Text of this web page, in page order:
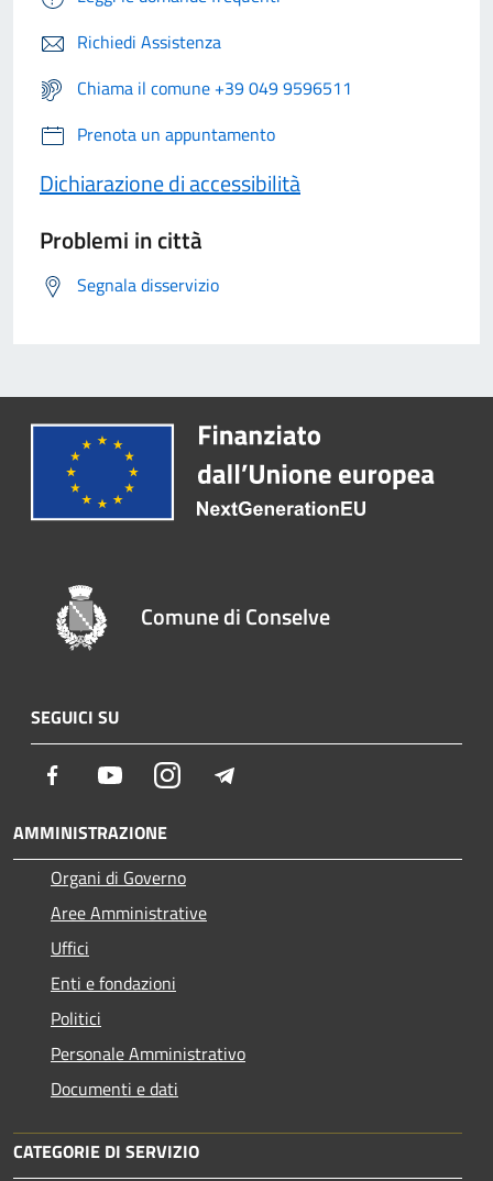
Richiedi Assistenza
Chiama il comune +39 049 9596511
Prenota un appuntamento
Dichiarazione di accessibilità
Problemi in città
Segnala disservizio
Comune di Conselve
SEGUICI SU
Facebook YoutubeInstagram
AMMINISTRAZIONE
Organi di Governo
Aree Amministrative
Uffici
Enti e fondazioni
Politici
Personale Amministrativo
Documenti e dati
CATEGORIE DI SERVIZIO